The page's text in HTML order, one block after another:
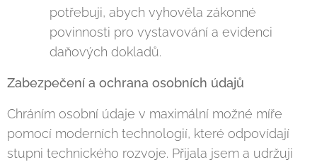
potřebuji, abych vyhověla zákonné
povinnosti pro vystavování a evidenci
daňových dokladů.
Zabezpečení a ochrana osobních údajů
Chráním osobní údaje v maximální možné míře
pomocí moderních technologií, které odpovídají
stupni technického rozvoje. Přijala jsem a udržuji